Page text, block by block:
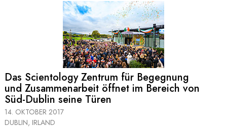
Das Scientology Zentrum für Begegnung
und Zusammenarbeit öffnet im Bereich von
Süd-Dublin seine Türen
14. OKTOBER 2017
DUBLIN, IRLAND